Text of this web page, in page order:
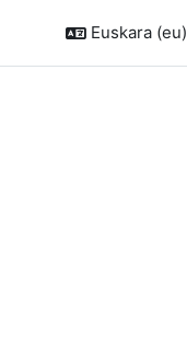
Euskara ‎(eu)‎